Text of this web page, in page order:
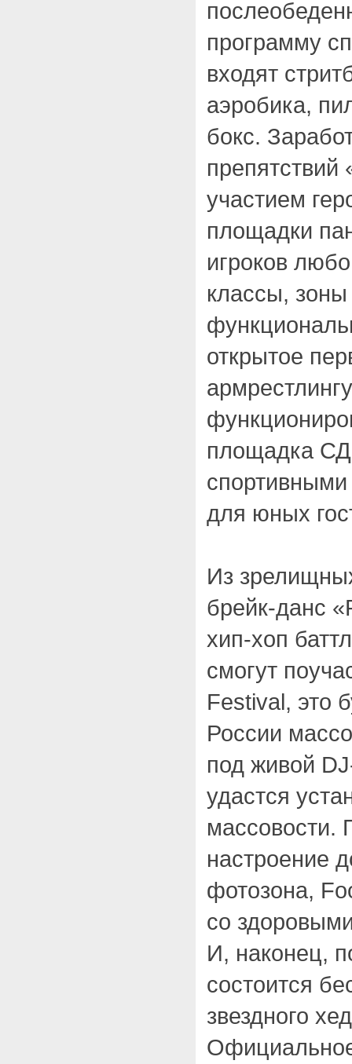
программу
входят
аэробика,
бокс.
препятствий
участием
площадки
игроков
классы,
открытое
площадка
для юных
Из
брейк-данс
хип-хоп
смогут
Festival, это
России
под живой
удастся
массовости.
настроение
фотозона,
со
И, наконец,
состоится
звездного